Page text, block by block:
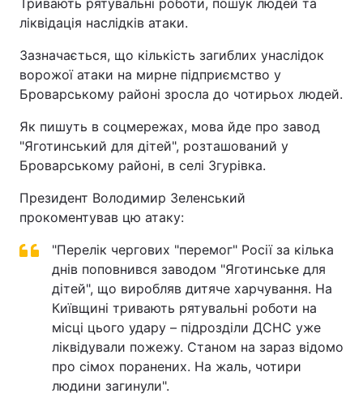
Тривають рятувальні роботи, пошук людей та
ліквідація наслідків атаки.
Зазначається, що кількість загиблих унаслідок
ворожої атаки на мирне підприємство у
Броварському районі зросла до чотирьох людей.
Як пишуть в соцмережах, мова йде про завод
"Яготинський для дітей", розташований у
Броварському районі, в селі Згурівка.
Президент Володимир Зеленський
прокоментував цю атаку:
"Перелік чергових "перемог" Росії за кілька
днів поповнився заводом "Яготинське для
дітей", що виробляв дитяче харчування. На
Київщині тривають рятувальні роботи на
місці цього удару – підрозділи ДСНС уже
ліквідували пожежу. Станом на зараз відомо
про сімох поранених. На жаль, чотири
людини загинули".